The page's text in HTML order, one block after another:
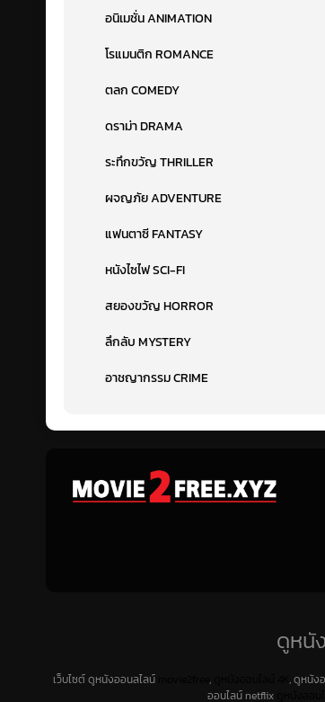
อนิเมชั่น ANIMATION
โรแมนติก ROMANCE
ตลก COMEDY
ดราม่า DRAMA
ระทึกขวัญ THRILLER
ผจญภัย ADVENTURE
แฟนตาซี FANTASY
หนังไซไฟ SCI-FI
สยองขวัญ HORROR
ลึกลับ MYSTERY
อาชญากรรม CRIME
ดูหนั
เว็บไซต์ ดูหนังออนลไลน์ ,
, ดูหนัง
ออนไลน์ netflix